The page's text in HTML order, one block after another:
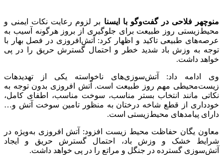
منوچهر فلاحی در گفت‌وگو با ایسنا بر لزوم رعایت نکات ایمنی و
محیط‌زیستی روز طبیعت برای جلوگیری از بروز هرگونه آسیب به
عرصه‌های طبیعی تاکید و اظهار کرد: آتش‌افروزی در فصل بهار با
توجه به وزش باد شدید خطر و احتمال گسترش حریق را در پی
خواهد داشت.
وی ادامه داد: آتش‌سوزی‌های ناخواسته یکی از تهدیدهات
زیست‌محیطی مهم روز طبیعت است. آتش افروزی بدون توجه به
نکاتی مانند انتخاب بستر مناسب، سوخت مناسب، اطفای کامل،
خودداری از قطع شاخه درختان به منظور تامین سوخت آتش و…
دارای پیامدهای محیط‌زیستی است.
معاون یگان حفاظت محیط زیست افزود: آتش افروزی به‌ویژه در
شرایط خشک و وزش باد، احتمال گسترش حریق و ایجاد
آتش‌سوزی گسترده در جنگل‌ و مراتع را در پی خواهد داشت.